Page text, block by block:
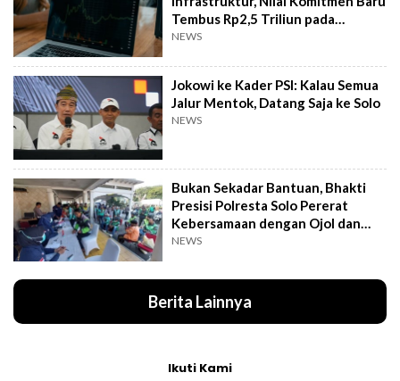
Tembus Rp2,5 Triliun pada
Semester I 2026
NEWS
Jokowi ke Kader PSI: Kalau Semua
Jalur Mentok, Datang Saja ke Solo
NEWS
Bukan Sekadar Bantuan, Bhakti
Presisi Polresta Solo Pererat
Kebersamaan dengan Ojol dan
Supeltas
NEWS
Berita Lainnya
Ikuti Kami